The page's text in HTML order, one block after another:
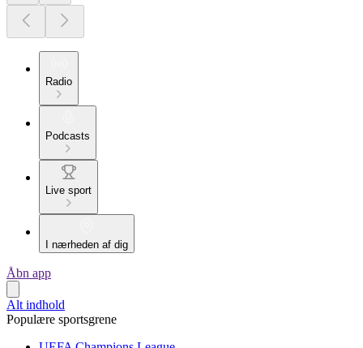
Radio
Podcasts
Live sport
I nærheden af dig
Åbn app
Alt indhold
Populære sportsgrene